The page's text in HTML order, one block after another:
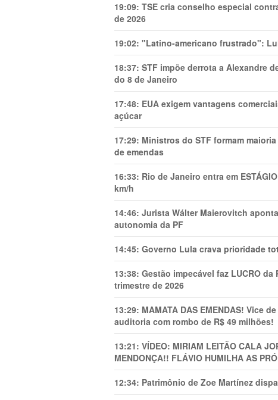
19:09: TSE cria conselho especial
de 2026
19:02: "Latino-americano frustrado":
18:37: STF impõe derrota a Alexandre
do 8 de Janeiro
17:48: EUA exigem vantagens
açúcar
17:29: Ministros do STF formam
de emendas
16:33: Rio de Janeiro entra em
km/h
14:46: Jurista Wálter Maierovitch
autonomia da PF
14:45: Governo Lula crava prioridade
13:38: Gestão impecável faz LUCRO
trimestre de 2026
13:29: MAMATA DAS EMENDAS! Vice
auditoria com rombo de R$ 49 milhões!
13:21: VÍDEO: MIRIAM LEITÃO CALA
MENDONÇA!! FLÁVIO HUMILHA AS
12:34: Patrimônio de Zoe Martínez